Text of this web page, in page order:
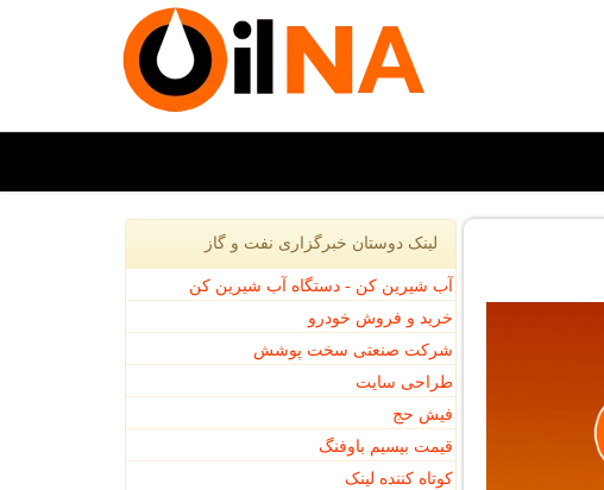
لینک دوستان خبرگزاری نفت و گاز
آب شیرین کن - دستگاه آب شیرین کن
خرید و فروش خودرو
شرکت صنعتی سخت پوشش
طراحی سایت
فیش حج
قیمت بیسیم باوفنگ
کوتاه کننده لینک